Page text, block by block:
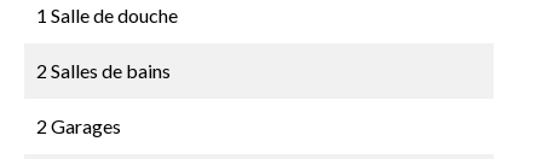
1 Salle de douche
2 Salles de bains
2 Garages